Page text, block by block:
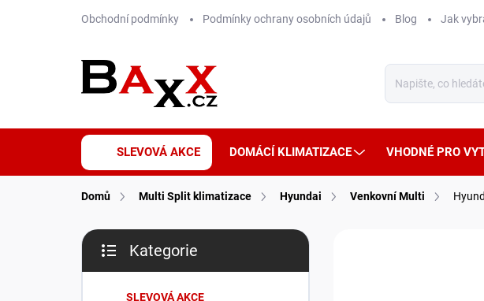
Obchodní podmínky Podmínky ochrany osobních údajů Blog Jak
SLEVOVÁ AKCE DOMÁCÍ KLIMATIZACE VHODNÉ PRO
Domů Multi Split klimatizace Hyundai Venkovní Multi
P
s
kategorie
Kategorie
SLEVOVÁ AKCE